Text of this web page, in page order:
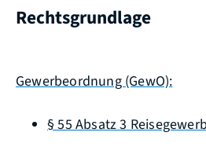
Rechtsgrundlage
Gewerbeordnung (GewO):
§ 55 Absatz 3